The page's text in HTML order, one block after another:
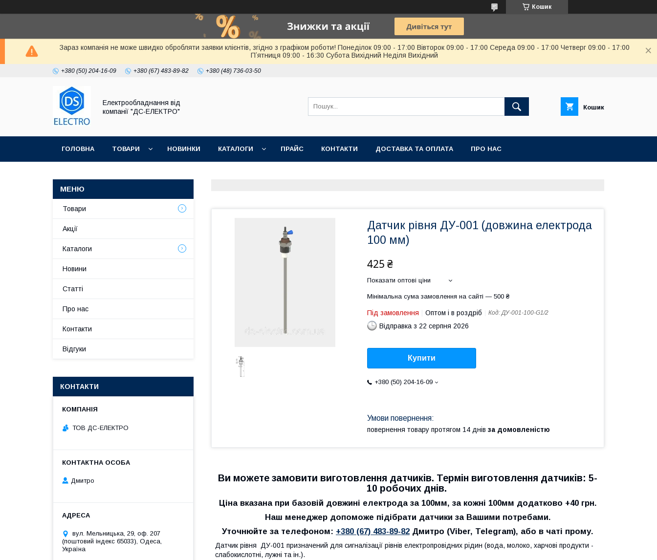
Кошик
Зараз компанія не може швидко обробляти заявки клієнтів, згідно з графіком роботи! Понеділок 09:00 - 17:00 Вівторок 09:00 - 17:00 Середа 09:00 - 17:00 Четверг 09:00 - 17:00
Пʼятниця 09:00 - 16:30 Субота Вихідний Неділя Вихідний
+380 (50) 204-16-09 +380 (67) 483-89-82 +380 (48) 736-03-50
Електрообладнання від
компанії "ДС-ЕЛЕКТРО"
Кошик
ГОЛОВНА ТОВАРИ НОВИНКИ КАТАЛОГИ ПРАЙС КОНТАКТИ ДОСТАВКА ТА ОПЛАТА ПРО НАС
Датчик рівня ДУ-001 (довжина електрода
100 мм)
425 ₴
Показати оптові ціни
Мінімальна сума замовлення на сайті — 500 ₴
Під замовлення Оптом і в роздріб Код:ДУ-001-100-G1/2
Відправка з 22 серпня 2026
Купити
+380 (50) 204-16-09
повернення товару протягом 14 днів за домовленістю
Ви можете замовити виготовлення датчиків. Термін виготовлення датчиків: 5-
10 робочих днів.
Ціна вказана при базовій довжині електрода за 100мм, за кожні 100мм додатково +40 грн.
Наш менеджер допоможе підібрати датчики за Вашими потребами.
Уточнюйте за телефоном: +380 (67) 483-89-82 Дмитро (Viber, Telegram), або в чаті прому.
Датчик рівня ДУ-001 призначений для сигналізації рівнів електропровідних рідин (вода, молоко, харчові продукти -
слабокислотні, лужні та ін.).
Товари
Акції
Каталоги
Новини
Статті
Про нас
Контакти
Відгуки
КОНТАКТИ
ТОВ ДС-ЕЛЕКТРО
Дмитро
вул. Мельницька, 29, оф. 207
(поштовий індекс 65033), Одеса,
Україна